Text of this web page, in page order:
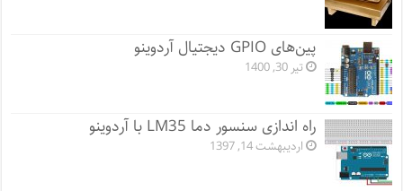
پین‌های GPIO دیجتیال آردوینو
تیر 30, 1400
راه اندازی سنسور دما LM35 با آردوینو
اردیبهشت 14, 1397